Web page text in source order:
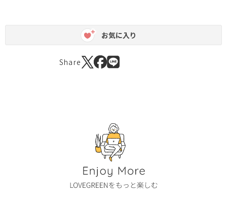
お気に入り
Share